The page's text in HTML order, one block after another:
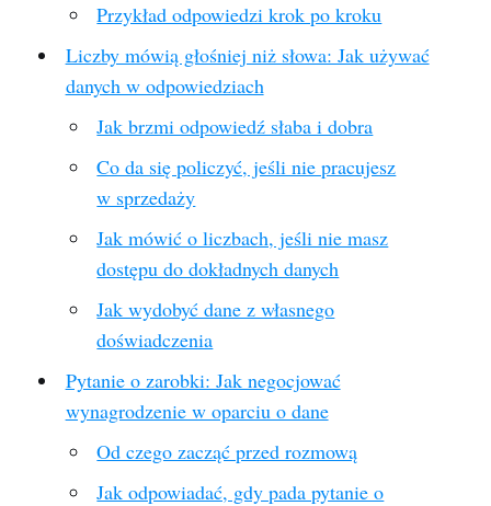
Przykład odpowiedzi krok po kroku
Liczby mówią głośniej niż słowa: Jak używać
danych w odpowiedziach
Jak brzmi odpowiedź słaba i dobra
Co da się policzyć, jeśli nie pracujesz
w sprzedaży
Jak mówić o liczbach, jeśli nie masz
dostępu do dokładnych danych
Jak wydobyć dane z własnego
doświadczenia
Pytanie o zarobki: Jak negocjować
wynagrodzenie w oparciu o dane
Od czego zacząć przed rozmową
Jak odpowiadać, gdy pada pytanie o